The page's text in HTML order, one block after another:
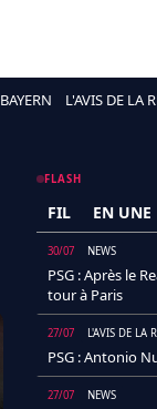
BAYERN L'AVIS DE LA
FLASH
FIL EN UNE
30/07 NEWS
PSG : Après le
tour à Paris
27/07 L'AVIS DE LA
PSG : Antonio
27/07 NEWS